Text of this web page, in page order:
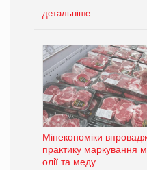
детальніше
Мінекономіки
практику маркування
олії та меду